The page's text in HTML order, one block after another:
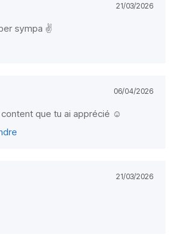
21/03/2026
sympa ✌️
06/04/2026
que tu ai apprécié ☺️
21/03/2026